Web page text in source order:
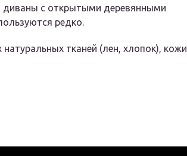
диваны с открытыми деревянными
редко.
тканей (лен, хлопок), кожи